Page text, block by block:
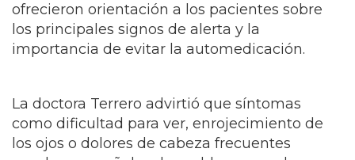
ofrecieron orientación a los pacientes sobre
los principales signos de alerta y la
importancia de evitar la automedicación.
La doctora Terrero advirtió que síntomas
como dificultad para ver, enrojecimiento de
los ojos o dolores de cabeza frecuentes